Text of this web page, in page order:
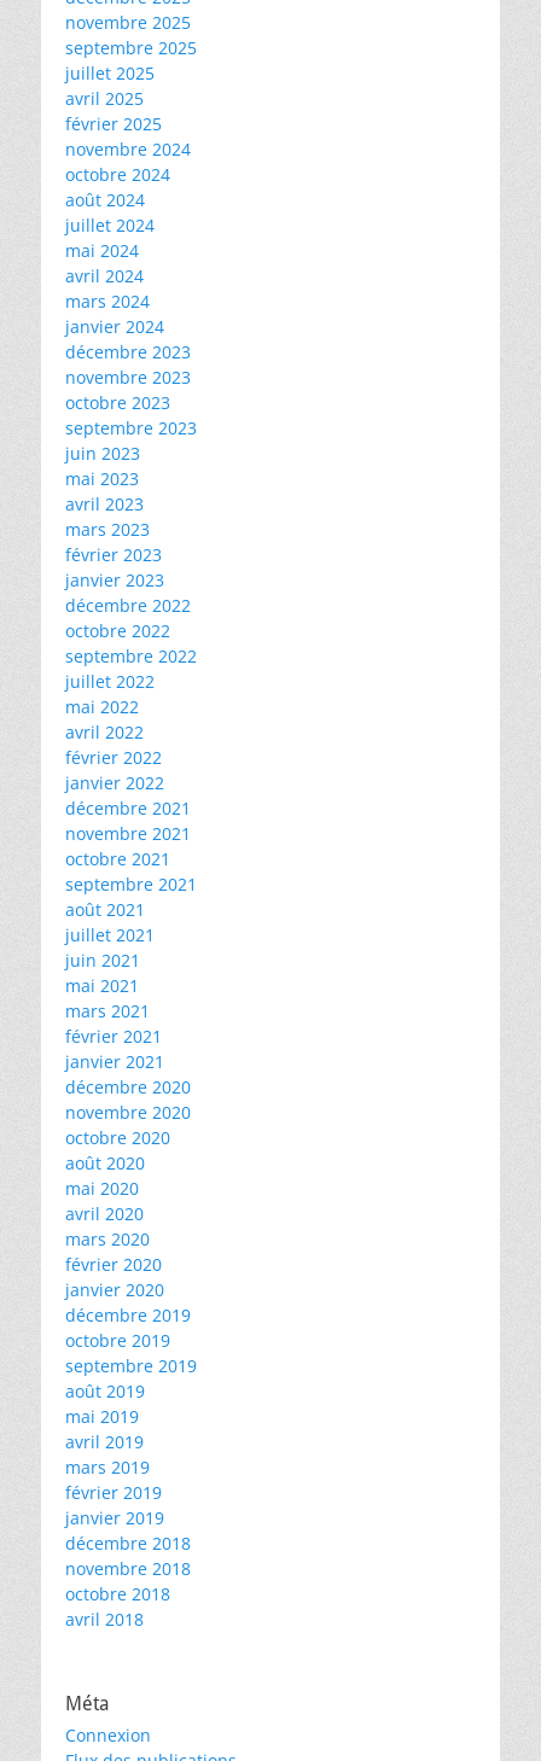
novembre 2025
septembre 2025
juillet 2025
avril 2025
février 2025
novembre 2024
octobre 2024
août 2024
juillet 2024
mai 2024
avril 2024
mars 2024
janvier 2024
décembre 2023
novembre 2023
octobre 2023
septembre 2023
juin 2023
mai 2023
avril 2023
mars 2023
février 2023
janvier 2023
décembre 2022
octobre 2022
septembre 2022
juillet 2022
mai 2022
avril 2022
février 2022
janvier 2022
décembre 2021
novembre 2021
octobre 2021
septembre 2021
août 2021
juillet 2021
juin 2021
mai 2021
mars 2021
février 2021
janvier 2021
décembre 2020
novembre 2020
octobre 2020
août 2020
mai 2020
avril 2020
mars 2020
février 2020
janvier 2020
décembre 2019
octobre 2019
septembre 2019
août 2019
mai 2019
avril 2019
mars 2019
février 2019
janvier 2019
décembre 2018
novembre 2018
octobre 2018
avril 2018
Méta
Connexion